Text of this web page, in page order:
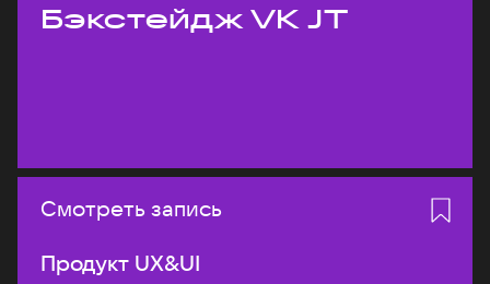
Бэкстейдж VK JT
Смотреть запись
Продукт UX&UI